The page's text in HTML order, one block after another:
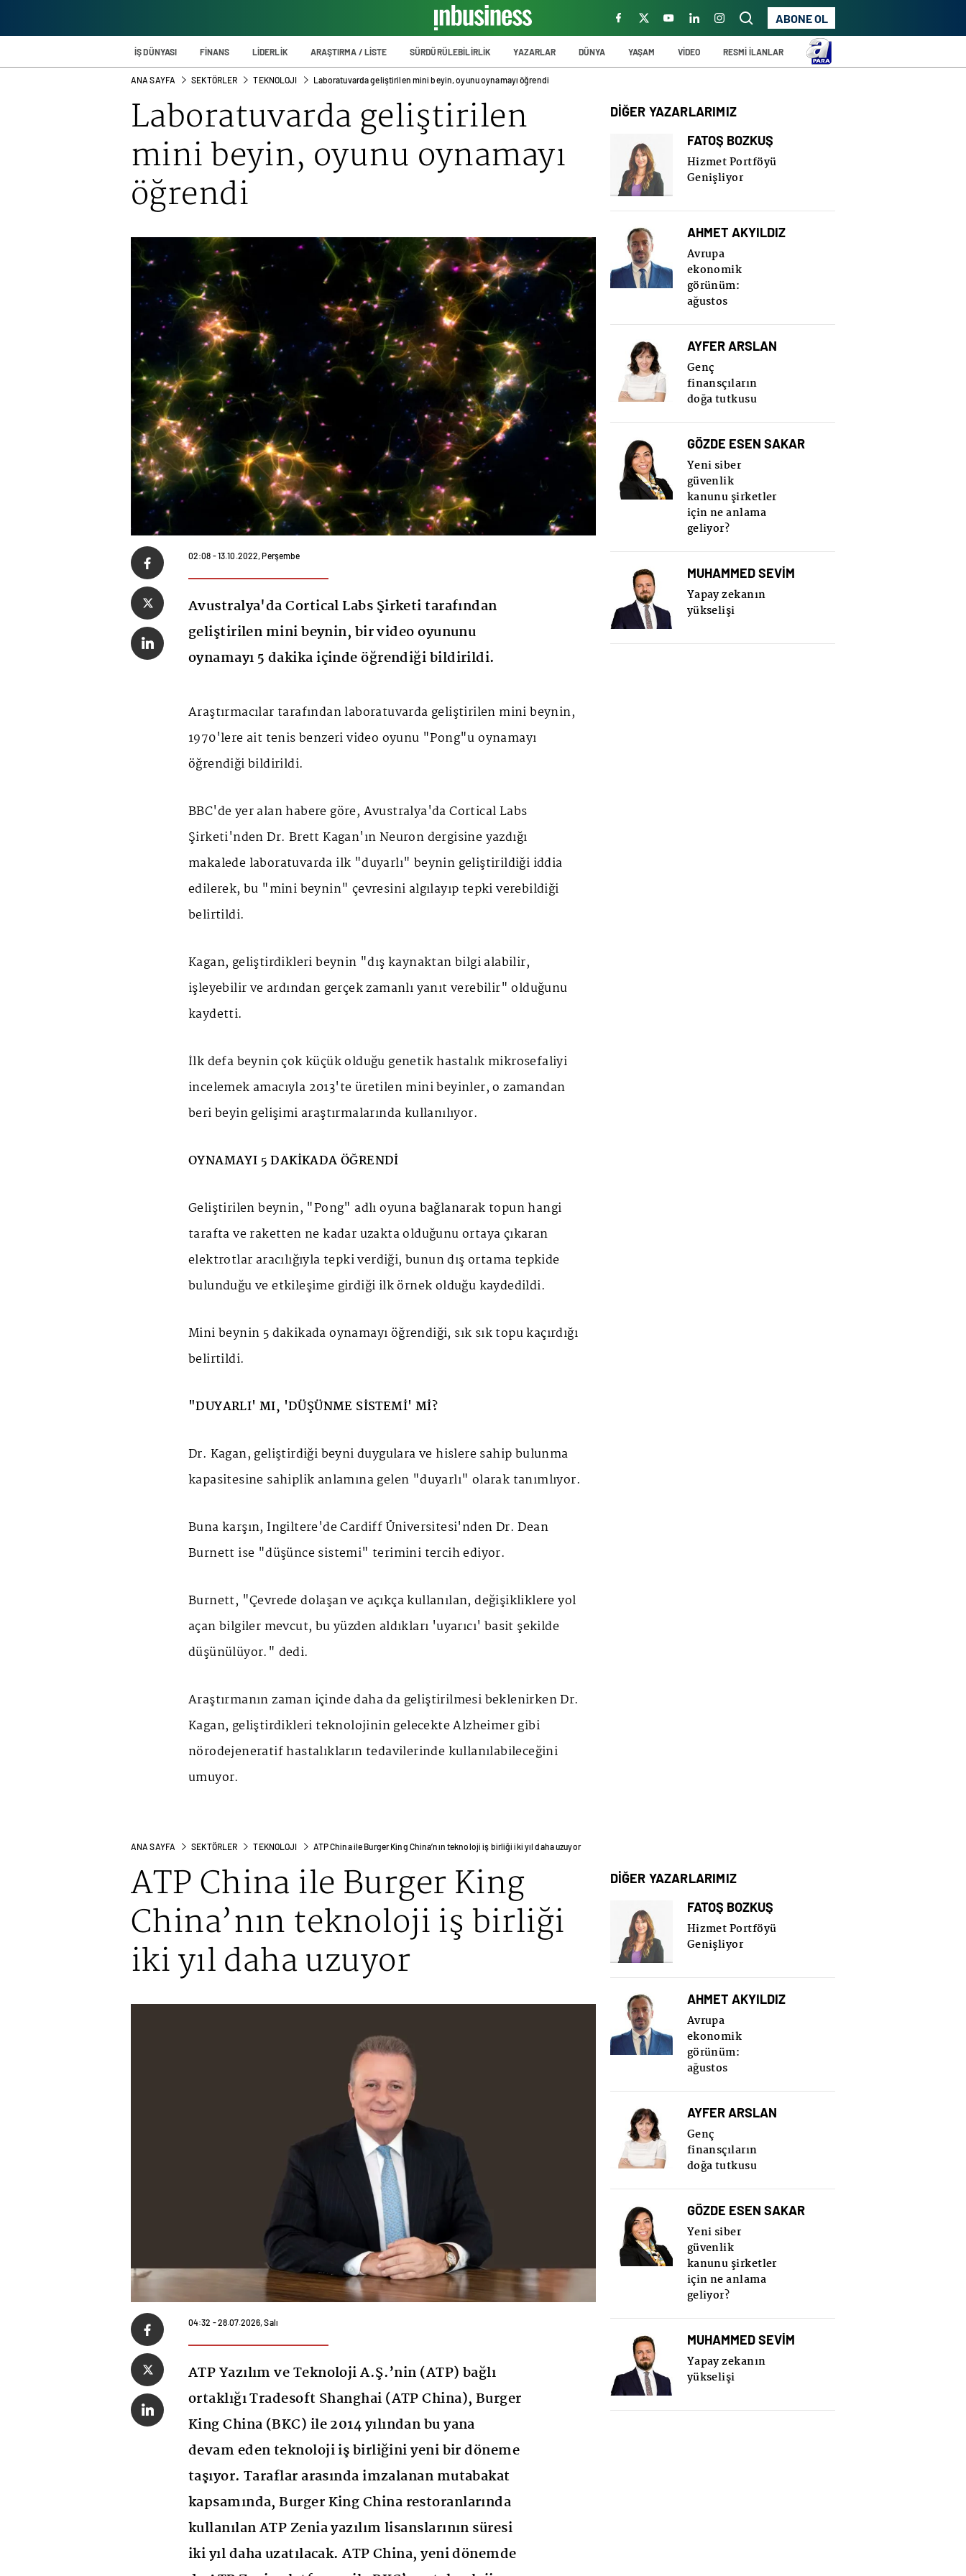
ABONE OL
İŞ DÜNYASI FİNANS LİDERLİK ARAŞTIRMA / LİSTE SÜRDÜRÜLEBİLİRLİK YAZARLAR DÜNYA YAŞAM VİDEO RESMİ İLANLAR
ANA SAYFA SEKTÖRLER TEKNOLOJI Laboratuvarda geliştirilen mini beyin, oyunu oynamayı öğrendi
Laboratuvarda geliştirilen
mini beyin, oyunu oynamayı
öğrendi
02:08 - 13.10.2022, Perşembe
Avustralya'da Cortical Labs Şirketi tarafından
geliştirilen mini beynin, bir video oyununu
oynamayı 5 dakika içinde öğrendiği bildirildi.
Araştırmacılar tarafından laboratuvarda geliştirilen mini beynin,
1970'lere ait tenis benzeri video oyunu "Pong"u oynamayı
öğrendiği bildirildi.
BBC'de yer alan habere göre, Avustralya'da Cortical Labs
Şirketi'nden Dr. Brett Kagan'ın Neuron dergisine yazdığı
makalede laboratuvarda ilk "duyarlı" beynin geliştirildiği iddia
edilerek, bu "mini beynin" çevresini algılayıp tepki verebildiği
belirtildi.
Kagan, geliştirdikleri beynin "dış kaynaktan bilgi alabilir,
işleyebilir ve ardından gerçek zamanlı yanıt verebilir" olduğunu
kaydetti.
İlk defa beynin çok küçük olduğu genetik hastalık mikrosefaliyi
incelemek amacıyla 2013'te üretilen mini beyinler, o zamandan
beri beyin gelişimi araştırmalarında kullanılıyor.
OYNAMAYI 5 DAKİKADA ÖĞRENDİ
Geliştirilen beynin, "Pong" adlı oyuna bağlanarak topun hangi
tarafta ve raketten ne kadar uzakta olduğunu ortaya çıkaran
elektrotlar aracılığıyla tepki verdiği, bunun dış ortama tepkide
bulunduğu ve etkileşime girdiği ilk örnek olduğu kaydedildi.
Mini beynin 5 dakikada oynamayı öğrendiği, sık sık topu kaçırdığı
belirtildi.
"DUYARLI' MI, 'DÜŞÜNME SİSTEMİ' Mİ?
Dr. Kagan, geliştirdiği beyni duygulara ve hislere sahip bulunma
kapasitesine sahiplik anlamına gelen "duyarlı" olarak tanımlıyor.
Buna karşın, İngiltere'de Cardiff Üniversitesi'nden Dr. Dean
Burnett ise "düşünce sistemi" terimini tercih ediyor.
Burnett, "Çevrede dolaşan ve açıkça kullanılan, değişikliklere yol
açan bilgiler mevcut, bu yüzden aldıkları 'uyarıcı' basit şekilde
düşünülüyor." dedi.
Araştırmanın zaman içinde daha da geliştirilmesi beklenirken Dr.
Kagan, geliştirdikleri teknolojinin gelecekte Alzheimer gibi
nörodejeneratif hastalıkların tedavilerinde kullanılabileceğini
umuyor.
DİĞER YAZARLARIMIZ
FATOŞ BOZKUŞ
Hizmet Portföyü
Genişliyor
AHMET AKYILDIZ
Avrupa
ekonomik
görünüm:
ağustos
AYFER ARSLAN
Genç
finansçıların
doğa tutkusu
GÖZDE ESEN SAKAR
Yeni siber
güvenlik
kanunu şirketler
için ne anlama
geliyor?
MUHAMMED SEVİM
Yapay zekanın
yükselişi
ANA SAYFA SEKTÖRLER TEKNOLOJI ATP China ile Burger King China’nın teknoloji iş birliği iki yıl daha uzuyor
ATP China ile Burger King
China’nın teknoloji iş birliği
iki yıl daha uzuyor
04:32 - 28.07.2026, Salı
ATP Yazılım ve Teknoloji A.Ş.’nin (ATP) bağlı
ortaklığı Tradesoft Shanghai (ATP China), Burger
King China (BKC) ile 2014 yılından bu yana
devam eden teknoloji iş birliğini yeni bir döneme
taşıyor. Taraflar arasında imzalanan mutabakat
kapsamında, Burger King China restoranlarında
kullanılan ATP Zenia yazılım lisanslarının süresi
iki yıl daha uzatılacak. ATP China, yeni dönemde
DİĞER YAZARLARIMIZ
FATOŞ BOZKUŞ
Hizmet Portföyü
Genişliyor
AHMET AKYILDIZ
Avrupa
ekonomik
görünüm:
ağustos
AYFER ARSLAN
Genç
finansçıların
doğa tutkusu
GÖZDE ESEN SAKAR
Yeni siber
güvenlik
kanunu şirketler
için ne anlama
geliyor?
MUHAMMED SEVİM
Yapay zekanın
yükselişi